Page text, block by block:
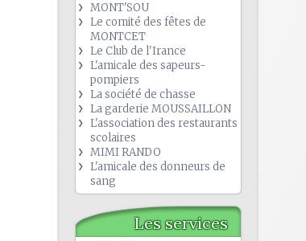
MONT'SOU
Le comité des fêtes de
MONTCET
Le Club de l'Irance
L'amicale des sapeurs-
pompiers
La société de chasse
La garderie MOUSSAILLON
L'association des restaurants
scolaires
MIMI RANDO
L'amicale des donneurs de
sang
Les services